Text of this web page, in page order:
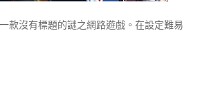
款沒有標題的謎之網路遊戲。在設定難易